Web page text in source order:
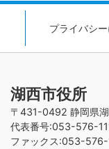
プライバシ
湖西市役所
〒431-0492 静岡県
代表番号:053-576-
ファックス:053-576-